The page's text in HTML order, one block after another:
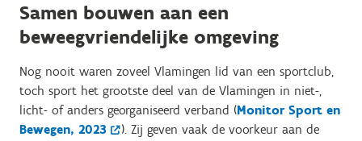
Samen bouwen aan een
beweegvriendelijke omgeving
Nog nooit waren zoveel Vlamingen lid van een sportclub,
toch sport het grootste deel van de Vlamingen in niet-,
licht- of anders georganiseerd verband (Monitor Sport en
Bewegen, 2023
). Zij geven vaak de voorkeur aan de